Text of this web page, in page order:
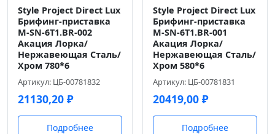
Style Project Direct Lux
Брифинг-приставка
M-SN-6T1.BR-002
Акация Лорка/
Нержавеющая Сталь/
Хром 780*6
Артикул: ЦБ-00781832
21130,20 ₽
Подробнее
Style Project Direct Lux
Брифинг-приставка
M-SN-6T1.BR-001
Акация Лорка/
Нержавеющая Сталь/
Хром 580*6
Артикул: ЦБ-00781831
20419,00 ₽
Подробнее